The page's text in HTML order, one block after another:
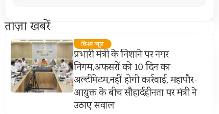
ताज़ा खबरें
विन्ध्य न्यूज़
प्रभारी मंत्री के निशाने पर नगर
निगम,अफसरों को 10 दिन का
अल्टीमेटम,नहीं होगी कार्रवाई, महापौर-
आयुक्त के बीच सौहार्दहीनता पर मंत्री ने
उठाए सवाल